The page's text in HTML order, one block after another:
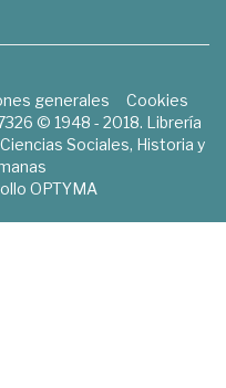
generales
Cookies
© 1948 - 2018. Librería
Sociales, Historia y
OPTYMA